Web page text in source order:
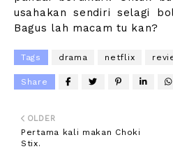
usahakan sendiri selagi
Bagus lah macam tu kan?
Tags drama netflix
Share
OLDER
Pertama kali makan Choki
Stix.